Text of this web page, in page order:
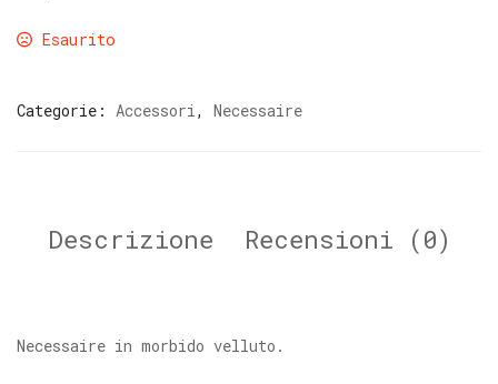
Esaurito
Categorie: Accessori, Necessaire
Descrizione Recensioni (0)
Necessaire in morbido velluto.